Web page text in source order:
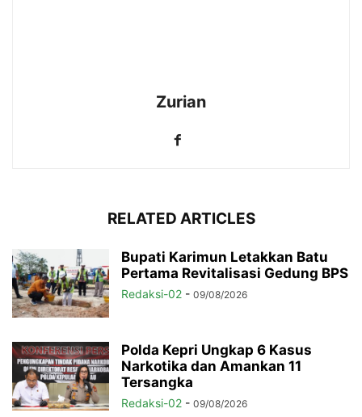
Zurian
RELATED ARTICLES
Bupati Karimun Letakkan Batu
Pertama Revitalisasi Gedung BPS
Redaksi-02 - 09/08/2026
Polda Kepri Ungkap 6 Kasus
Narkotika dan Amankan 11
Tersangka
Redaksi-02 - 09/08/2026